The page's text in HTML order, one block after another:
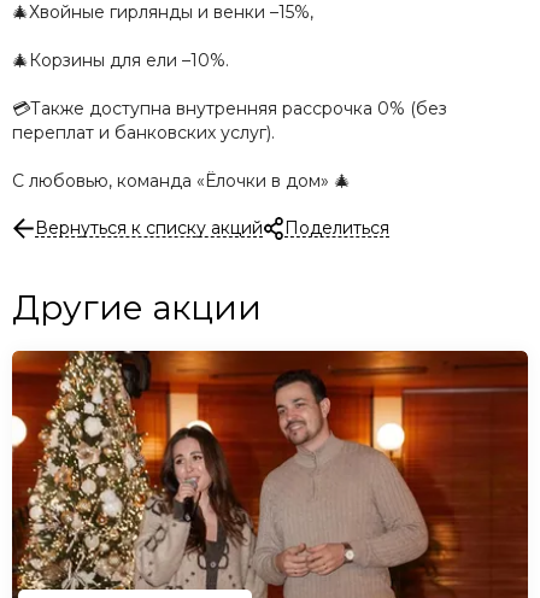
🎄Хвойные гирлянды и венки –15%,
🎄Корзины для ели –10%.
💳Также доступна внутренняя рассрочка 0% (без
переплат и банковских услуг).
С любовью, команда «Ёлочки в дом» 🎄
Вернуться к списку акций Поделиться
Другие акции